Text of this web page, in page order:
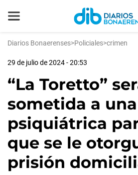
Diarios Bonaerenses>Policiales>crimen
29 de julio de 2024 - 20:53
“La Toretto”
sometida a
psiquiátrica
que se le
prisión